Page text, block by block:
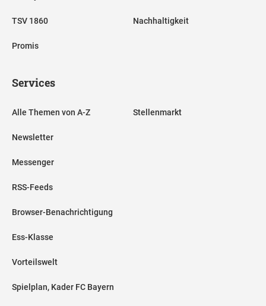
TSV 1860
Promis
Nachhaltigkeit
Services
Alle Themen von A-Z
Newsletter
Messenger
RSS-Feeds
Browser-Benachrichtigung
Ess-Klasse
Vorteilswelt
Spielplan, Kader FC Bayern
Stellenmarkt